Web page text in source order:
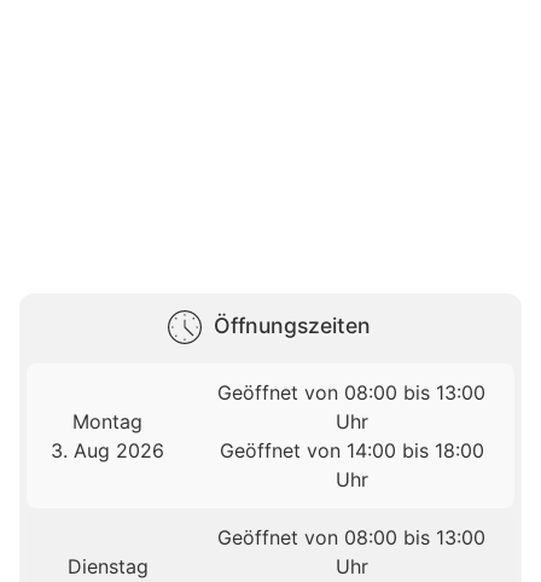
Öffnungszeiten
Montag
3. Aug 2026
Geöffnet von 08:00 bis 13:00
Uhr
Geöffnet von 14:00 bis 18:00
Uhr
Dienstag
Geöffnet von 08:00 bis 13:00
Uhr